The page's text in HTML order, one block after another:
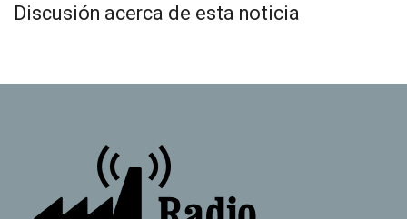
Discusión acerca de esta noticia